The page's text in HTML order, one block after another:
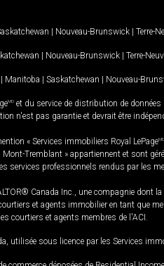
| Nouveau-Brunswick | Terre-
| Nouveau-Brunswick | Terre-
| Manitoba | Saskatchewan | Nouveau-
MD et du service de distribution de
n'est pas garantie et devrait être
« Services immobiliers Royal LePageMD
Tremblant » appartiennent et sont
professionnels rendus par les
Canada Inc., une compagnie
et agents immobilier en tant que
courtiers et agents membres de l'ACI.
utilisée sous licence par les Services